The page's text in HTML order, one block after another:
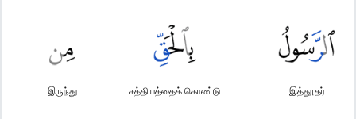
இத்தூதர்
சத்தியத்தைக் கொண்டு
இருந்து